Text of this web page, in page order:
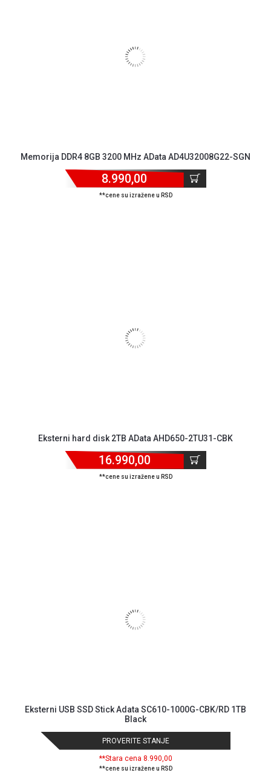
Memorija DDR4 8GB 3200 MHz AData AD4U32008G22-SGN
8.990,00
**cene su izražene u RSD
Eksterni hard disk 2TB AData AHD650-2TU31-CBK
16.990,00
**cene su izražene u RSD
Eksterni USB SSD Stick Adata SC610-1000G-CBK/RD 1TB
Black
PROVERITE STANJE
**Stara cena 8.990,00
**cene su izražene u RSD